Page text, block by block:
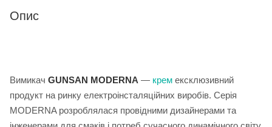
Опис
Вимикач GUNSAN MODERNA — крем ексклюзивний
продукт на ринку електроінсталяційних виробів. Серія
MODERNA розроблялася провідними дизайнерами та